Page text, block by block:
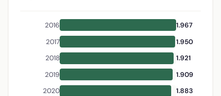
2016
1.967
2017
1.950
2018
1.921
2019
1.909
2020
1.883